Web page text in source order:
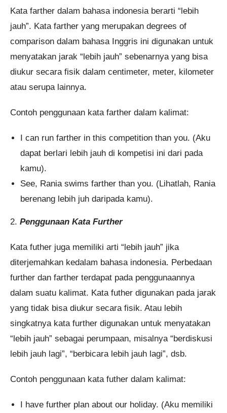
Kata farther dalam bahasa indonesia berarti “lebih
jauh”. Kata farther yang merupakan degrees of
comparison dalam bahasa Inggris ini digunakan untuk
menyatakan jarak “lebih jauh” sebenarnya yang bisa
diukur secara fisik dalam centimeter, meter, kilometer
atau serupa lainnya.
Contoh penggunaan kata farther dalam kalimat:
I can run farther in this competition than you. (Aku
dapat berlari lebih jauh di kompetisi ini dari pada
kamu).
See, Rania swims farther than you. (Lihatlah, Rania
berenang lebih juh daripada kamu).
2. Penggunaan Kata Further
Kata futher juga memiliki arti “lebih jauh” jika
diterjemahkan kedalam bahasa indonesia. Perbedaan
further dan farther terdapat pada penggunaannya
dalam suatu kalimat. Kata futher digunakan pada jarak
yang tidak bisa diukur secara fisik. Atau lebih
singkatnya kata further digunakan untuk menyatakan
“lebih jauh” sebagai perumpaan, misalnya “berdiskusi
lebih jauh lagi”, “berbicara lebih jauh lagi”, dsb.
Contoh penggunaan kata futher dalam kalimat:
I have further plan about our holiday. (Aku memiliki